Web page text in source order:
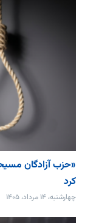
«حزب آزادگان
کرد
چهارشنبه، ۱۴ مرداد، ۱۴۰۵